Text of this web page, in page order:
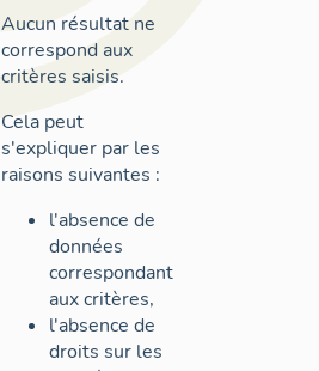
Aucun résultat ne
correspond aux
critères saisis.
Cela peut
s'expliquer par les
raisons suivantes :
l'absence de
données
correspondant
aux critères,
l'absence de
droits sur les